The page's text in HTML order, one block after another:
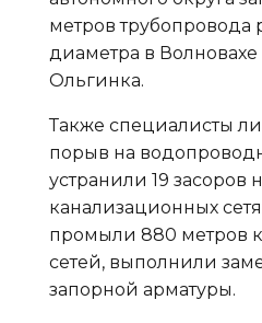
метров трубопровода
диаметра в
Ольгинка.
Также специалисты
порыв на
устранили 19 засоров
канализационных
промыли 880 метров
сетей, выполнили
запорной арматуры.